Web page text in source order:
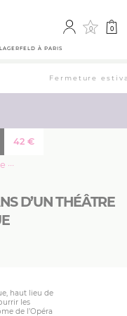
0 0
À PARIS
Fermeture
D’UN THÉÂTRE
42 €
haut lieu de
les
de l’Opéra